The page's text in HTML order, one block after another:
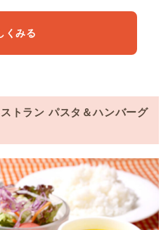
くみる
トラン パスタ＆ハンバーグ